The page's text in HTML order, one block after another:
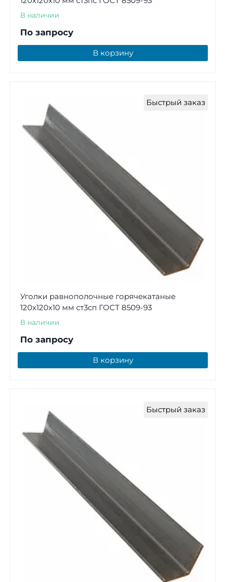
В наличии
По запросу
В корзину
Быстрый заказ
Уголки равнополочные горячекатаные
120х120х10 мм ст3сп ГОСТ 8509-93
В наличии
По запросу
В корзину
Быстрый заказ